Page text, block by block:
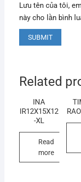
Lưu tên của tôi,
này cho lần bình
Related
INA
IR12X15X12
-XL
Read
more